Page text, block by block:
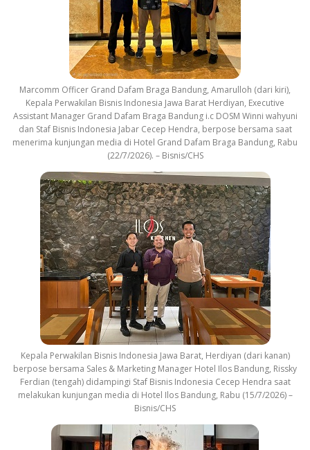
Marcomm Officer Grand Dafam Braga Bandung, Amarulloh (dari kiri),
Kepala Perwakilan Bisnis Indonesia Jawa Barat Herdiyan, Executive
Assistant Manager Grand Dafam Braga Bandung i.c DOSM Winni wahyuni
dan Staf Bisnis Indonesia Jabar Cecep Hendra, berpose bersama saat
menerima kunjungan media di Hotel Grand Dafam Braga Bandung, Rabu
(22/7/2026). – Bisnis/CHS
Kepala Perwakilan Bisnis Indonesia Jawa Barat, Herdiyan (dari kanan)
berpose bersama Sales & Marketing Manager Hotel Ilos Bandung, Rissky
Ferdian (tengah) didampingi Staf Bisnis Indonesia Cecep Hendra saat
melakukan kunjungan media di Hotel Ilos Bandung, Rabu (15/7/2026) –
Bisnis/CHS